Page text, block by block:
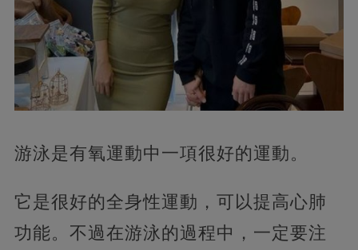
游泳是有氧運動中一項很好的運動。
它是很好的全身性運動，可以提高心肺
功能。不過在游泳的過程中，一定要注